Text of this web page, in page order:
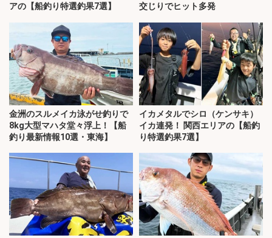
アの【船釣り特選釣果7選】
交じりでヒット多発
金洲のスルメイカ泳がせ釣りで
8kg大型マハタ堂々浮上！【船
釣り最新情報10選・東海】
イカメタルでシロ（ケンサキ）
イカ連発！ 関西エリアの【船釣
り特選釣果7選】